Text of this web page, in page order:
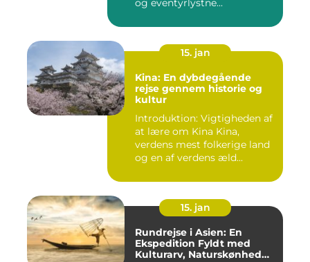
og eventyrlystne...
15. jan
Kina: En dybdegående
rejse gennem historie og
kultur
Introduktion: Vigtigheden af
at lære om Kina Kina,
verdens mest folkerige land
og en af verdens æld...
15. jan
Rundrejse i Asien: En
Ekspedition Fyldt med
Kulturarv, Naturskønhed